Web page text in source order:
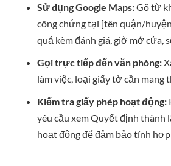
Sử dụng Google Maps:Gõ từ
công chứng tại [tên quận/
quả kèm đánh giá, giờ mở cửa,
Gọi trực tiếp đến văn phòng:
làm việc, loại giấy tờ cần mang
Kiểm tra giấy phép hoạt động:
yêu cầu xem Quyết định thành
hoạt động để đảm bảo tính